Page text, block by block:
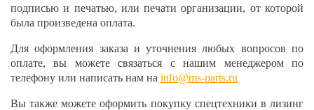
подписью и печатью, или печати организации, от которой
была произведена оплата.
Для оформления заказа и уточнения любых вопросов по
оплате, вы можете связаться с нашим менеджером по
телефону или написать нам на info@ms-parts.ru
Вы также можете оформить покупку спецтехники в лизинг